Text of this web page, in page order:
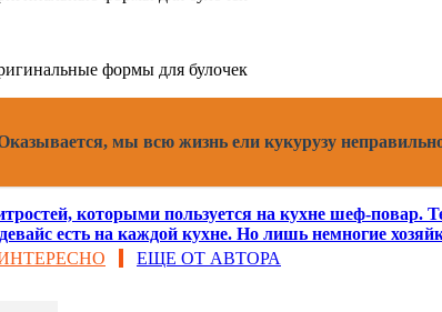
мы всю жизнь ели кукурузу
которыми пользуется на кухне шеф-повар.
есть на каждой кухне. Но лишь немногие
ЕЩЕ ОТ АВТОРА